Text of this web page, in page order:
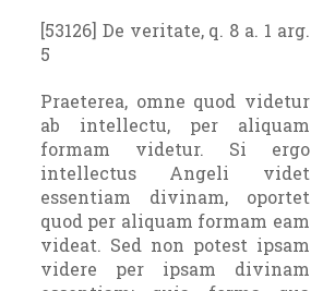
[53126] De veritate, q. 8 a. 1 arg.
5
Praeterea, omne quod videtur
ab intellectu, per aliquam
formam videtur. Si ergo
intellectus Angeli videt
essentiam divinam, oportet
quod per aliquam formam eam
videat. Sed non potest ipsam
videre per ipsam divinam